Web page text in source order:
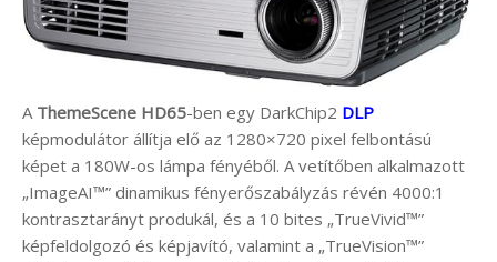
A ThemeScene HD65-ben egy DarkChip2 DLP
képmodulátor állítja elő az 1280×720 pixel felbontású
képet a 180W-os lámpa fényéből. A vetítőben alkalmazott
„ImageAI™” dinamikus fényerőszabályzás révén 4000:1
kontrasztarányt produkál, és a 10 bites „TrueVivid™”
képfeldolgozó és képjavító, valamint a „TrueVision™”